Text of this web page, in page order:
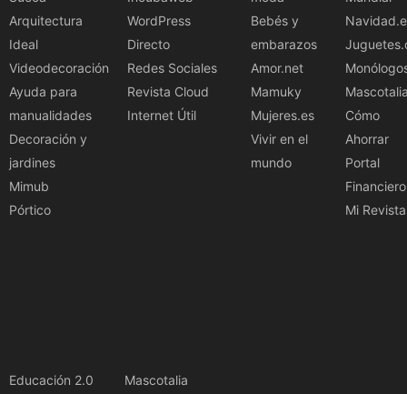
Arquitectura
Ideal
Videodecoración
Ayuda para
manualidades
Decoración y
jardines
Mimub
Pórtico
WordPress
Directo
Redes Sociales
Revista Cloud
Internet Útil
Bebés y
embarazos
Amor.net
Mamuky
Mujeres.es
Vivir en el
mundo
Cómo
Ahorrar
Portal
Financiero
Mi Revista
Educación 2.0
Mascotalia